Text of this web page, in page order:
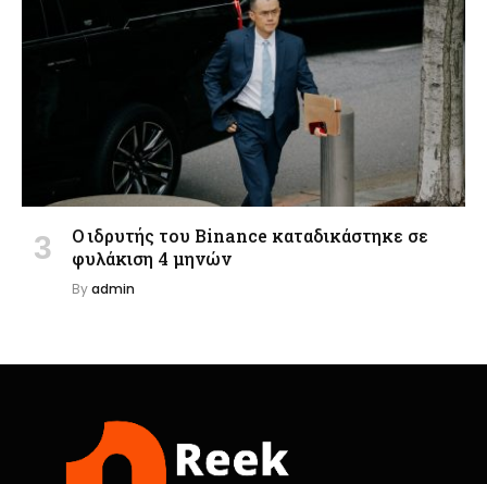
Ο ιδρυτής του Binance καταδικάστηκε σε
φυλάκιση 4 μηνών
Byadmin